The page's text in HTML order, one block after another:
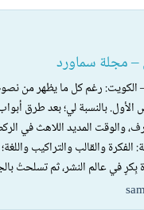
– مجلة سماورد
الكويت: رغم كل ما يظهر من
الأول. بالنسبة لي؛ بعد طرق
والوقت المديد اللاهث في
الفكرة والقالب والتراكيب
في عالم النشر، ثم تسلحتُ